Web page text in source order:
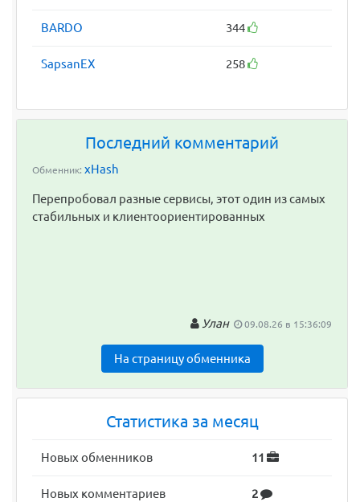
BARDO 344
SapsanEX 258
Последний комментарий
Обменник: xHash
Перепробовал разные сервисы, этот один из самых
стабильных и клиентоориентированных
Улан 09.08.26 в 15:36:09
На страницу обменника
Статистика за месяц
Новых обменников 11
Новых комментариев 2